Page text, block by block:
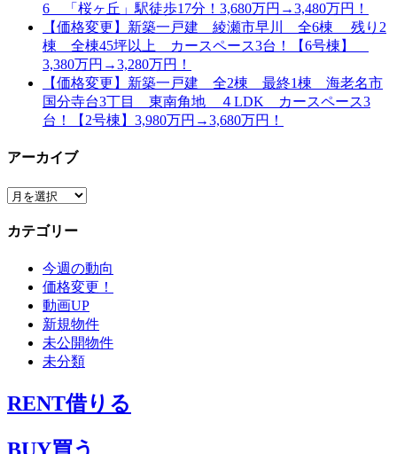
6 「桜ヶ丘」駅徒歩17分！3,680万円→3,480万円！
【価格変更】新築一戸建 綾瀬市早川 全6棟 残り2
棟 全棟45坪以上 カースペース3台！【6号棟】
3,380万円→3,280万円！
【価格変更】新築一戸建 全2棟 最終1棟 海老名市
国分寺台3丁目 東南角地 ４LDK カースペース3
台！【2号棟】3,980万円→3,680万円！
アーカイブ
ア
カ
カテゴリー
今週の動向
価格変更！
動画UP
新規物件
未公開物件
未分類
RENT借りる